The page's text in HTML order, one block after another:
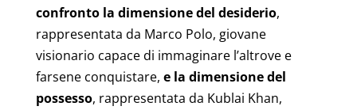
confronto la dimensione del desiderio,
rappresentata da Marco Polo, giovane
visionario capace di immaginare l’altrove e
farsene conquistare, e la dimensione del
possesso, rappresentata da Kublai Khan,